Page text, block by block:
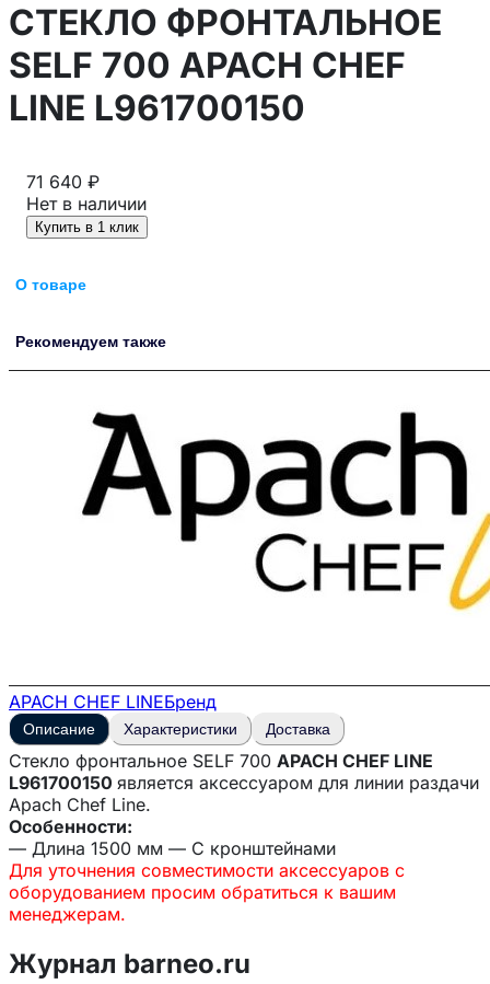
СТЕКЛО ФРОНТАЛЬНОЕ
SELF 700 APACH CHEF
LINE L961700150
71 640 ₽
Нет в наличии
Купить в 1 клик
О товаре
Рекомендуем также
APACH CHEF LINEБренд
Описание Характеристики Доставка
Стекло фронтальное SELF 700 APACH CHEF LINE
L961700150 является аксессуаром для линии раздачи
Apach Chef Line.
Особенности:
— Длина 1500 мм — С кронштейнами
Для уточнения совместимости аксессуаров с
оборудованием просим обратиться к вашим
менеджерам.
Журнал barneo.ru